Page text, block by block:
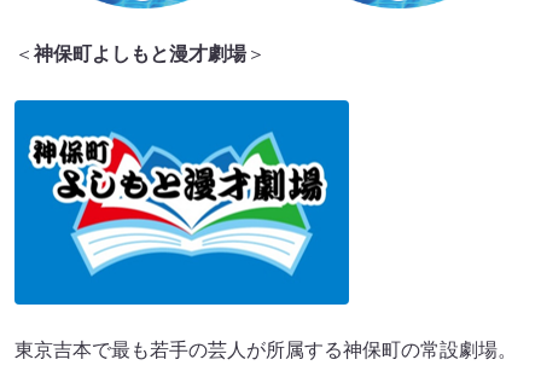
＜ 神保町よしもと漫才劇場＞
東京吉本で最も若手の芸人が所属する神保町の常設劇場。